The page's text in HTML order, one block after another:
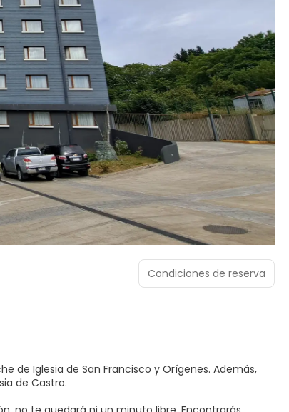
de San Francisco y Orígenes. Además,
de Castro.
Condiciones de reserva